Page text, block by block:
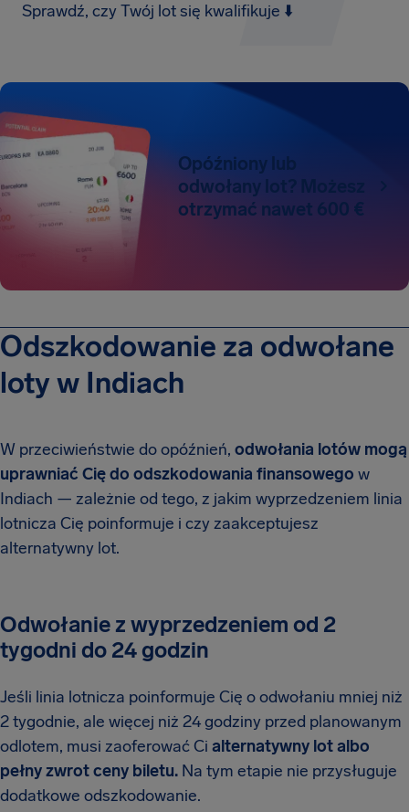
Sprawdź, czy Twój lot się kwalifikuje ⬇️
Opóźniony lub
odwołany lot? Możesz
otrzymać nawet 600 €
Odszkodowanie za odwołane
loty w Indiach
W przeciwieństwie do opóźnień, odwołania lotów mogą
uprawniać Cię do odszkodowania finansowego w
Indiach — zależnie od tego, z jakim wyprzedzeniem linia
lotnicza Cię poinformuje i czy zaakceptujesz
alternatywny lot.
Odwołanie z wyprzedzeniem od 2
tygodni do 24 godzin
Jeśli linia lotnicza poinformuje Cię o odwołaniu mniej niż
2 tygodnie, ale więcej niż 24 godziny przed planowanym
odlotem, musi zaoferować Ci alternatywny lot albo
pełny zwrot ceny biletu. Na tym etapie nie przysługuje
dodatkowe odszkodowanie.